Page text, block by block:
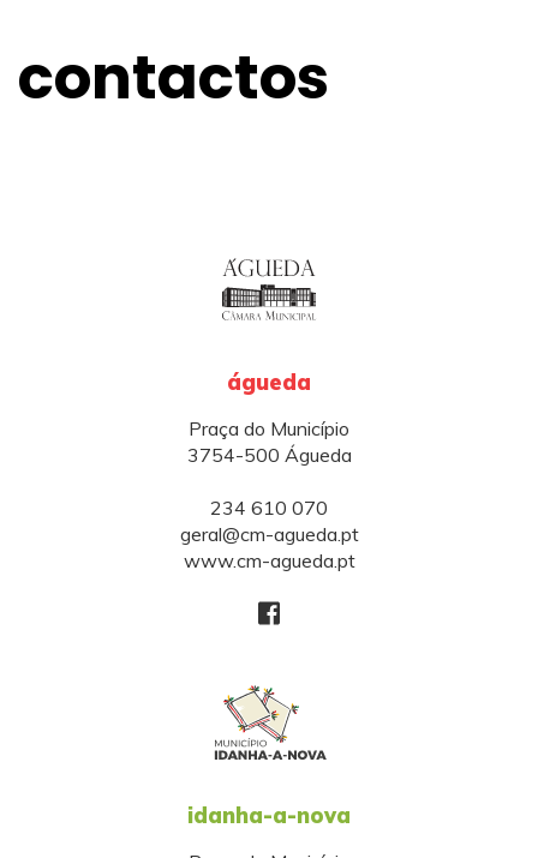
contactos
águeda
Praça do Município
3754-500 Águeda
234 610 070
geral@cm-agueda.pt
www.cm-agueda.pt
idanha-a-nova